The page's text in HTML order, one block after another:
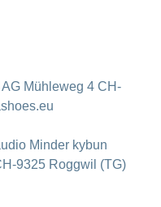
Mühleweg 4 CH-
Minder kybun
9325 Roggwil (TG)